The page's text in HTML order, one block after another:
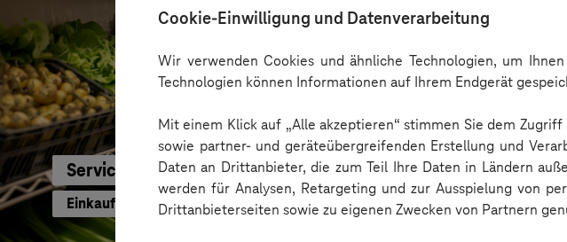
Cookie-Einwilligung und Datenverarbeitung
Wir verwenden Cookies und ähnliche Technologien, um
Technologien können Informationen auf Ihrem Endgerät
Mit einem Klick auf „Alle akzeptieren“ stimmen Sie dem
sowie partner- und geräteübergreifenden Erstellung und
Daten an Drittanbieter, die zum Teil Ihre Daten in Ländern
werden für Analysen, Retargeting und zur Ausspielung von
Drittanbieterseiten sowie zu eigenen Zwecken von Partnern
Service-Bund
Einkaufen mit KI neu gedacht